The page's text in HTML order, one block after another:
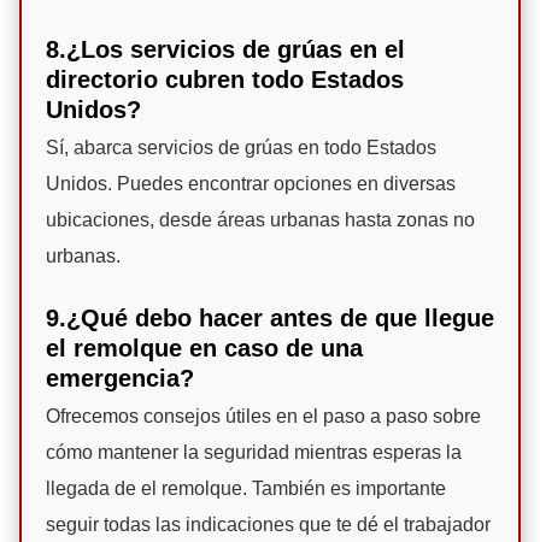
8.¿Los servicios de grúas en el
directorio cubren todo Estados
Unidos?
Sí, abarca servicios de grúas en todo Estados
Unidos. Puedes encontrar opciones en diversas
ubicaciones, desde áreas urbanas hasta zonas no
urbanas.
9.¿Qué debo hacer antes de que llegue
el remolque en caso de una
emergencia?
Ofrecemos consejos útiles en el paso a paso sobre
cómo mantener la seguridad mientras esperas la
llegada de el remolque. También es importante
seguir todas las indicaciones que te dé el trabajador